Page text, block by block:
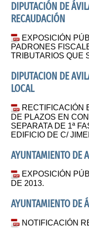
DIPUTACIÓN DE
RECAUDACIÓN
EXPOSICIÓN
PADRONES
TRIBUTARIOS QUE
DIPUTACION DE
LOCAL
RECTIFICACIÓN
DE PLAZOS EN
SEPARATA DE 1ª
EDIFICIO DE C/
AYUNTAMIENTO DE
EXPOSICIÓN
DE 2013.
AYUNTAMIENTO DE
NOTIFICACIÓN